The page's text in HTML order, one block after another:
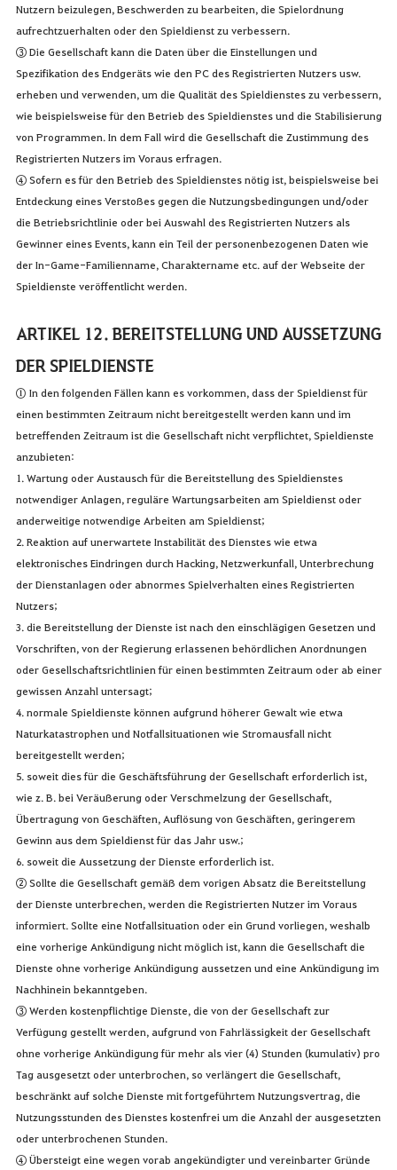
Nutzern beizulegen, Beschwerden zu bearbeiten, die Spielordnung
aufrechtzuerhalten oder den Spieldienst zu verbessern.
③ Die Gesellschaft kann die Daten über die Einstellungen und
Spezifikation des Endgeräts wie den PC des Registrierten Nutzers usw.
erheben und verwenden, um die Qualität des Spieldienstes zu verbessern,
wie beispielsweise für den Betrieb des Spieldienstes und die Stabilisierung
von Programmen. In dem Fall wird die Gesellschaft die Zustimmung des
Registrierten Nutzers im Voraus erfragen.
④ Sofern es für den Betrieb des Spieldienstes nötig ist, beispielsweise bei
Entdeckung eines Verstoßes gegen die Nutzungsbedingungen und/oder
die Betriebsrichtlinie oder bei Auswahl des Registrierten Nutzers als
Gewinner eines Events, kann ein Teil der personenbezogenen Daten wie
der In-Game-Familienname, Charaktername etc. auf der Webseite der
Spieldienste veröffentlicht werden.
ARTIKEL 12. BEREITSTELLUNG UND AUSSETZUNG
DER SPIELDIENSTE
① In den folgenden Fällen kann es vorkommen, dass der Spieldienst für
einen bestimmten Zeitraum nicht bereitgestellt werden kann und im
betreffenden Zeitraum ist die Gesellschaft nicht verpflichtet, Spieldienste
anzubieten:
1. Wartung oder Austausch für die Bereitstellung des Spieldienstes
notwendiger Anlagen, reguläre Wartungsarbeiten am Spieldienst oder
anderweitige notwendige Arbeiten am Spieldienst;
2. Reaktion auf unerwartete Instabilität des Dienstes wie etwa
elektronisches Eindringen durch Hacking, Netzwerkunfall, Unterbrechung
der Dienstanlagen oder abnormes Spielverhalten eines Registrierten
Nutzers;
3. die Bereitstellung der Dienste ist nach den einschlägigen Gesetzen und
Vorschriften, von der Regierung erlassenen behördlichen Anordnungen
oder Gesellschaftsrichtlinien für einen bestimmten Zeitraum oder ab einer
gewissen Anzahl untersagt;
4. normale Spieldienste können aufgrund höherer Gewalt wie etwa
Naturkatastrophen und Notfallsituationen wie Stromausfall nicht
bereitgestellt werden;
5. soweit dies für die Geschäftsführung der Gesellschaft erforderlich ist,
wie z. B. bei Veräußerung oder Verschmelzung der Gesellschaft,
Übertragung von Geschäften, Auflösung von Geschäften, geringerem
Gewinn aus dem Spieldienst für das Jahr usw.;
6. soweit die Aussetzung der Dienste erforderlich ist.
② Sollte die Gesellschaft gemäß dem vorigen Absatz die Bereitstellung
der Dienste unterbrechen, werden die Registrierten Nutzer im Voraus
informiert. Sollte eine Notfallsituation oder ein Grund vorliegen, weshalb
eine vorherige Ankündigung nicht möglich ist, kann die Gesellschaft die
Dienste ohne vorherige Ankündigung aussetzen und eine Ankündigung im
Nachhinein bekanntgeben.
③ Werden kostenpflichtige Dienste, die von der Gesellschaft zur
Verfügung gestellt werden, aufgrund von Fahrlässigkeit der Gesellschaft
ohne vorherige Ankündigung für mehr als vier (4) Stunden (kumulativ) pro
Tag ausgesetzt oder unterbrochen, so verlängert die Gesellschaft,
beschränkt auf solche Dienste mit fortgeführtem Nutzungsvertrag, die
Nutzungsstunden des Dienstes kostenfrei um die Anzahl der ausgesetzten
oder unterbrochenen Stunden.
④ Übersteigt eine wegen vorab angekündigter und vereinbarter Gründe